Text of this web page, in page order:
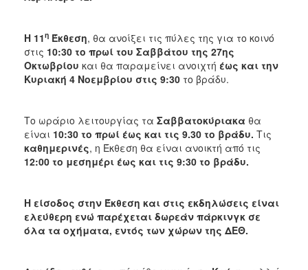
Η 11η Έκθεση, θα ανοίξει τις πύλες της για το κοινό
στις 10:30 το πρωί του Σαββάτου της 27ης
Οκτωβρίου και θα παραμείνει ανοιχτή έως και την
Κυριακή 4 Νοεμβρίου στις 9:30 το βράδυ.
Τo ωράριο λειτουργίας τα Σαββατοκύριακα θα
είναι 10:30 το πρωί έως και τις 9.30 το βράδυ. Τις
καθημερινές, η Έκθεση θα είναι ανοικτή από τις
12:00 το μεσημέρι έως και τις 9:30 το βράδυ.
Η είσοδος στην Έκθεση και στις εκδηλώσεις είναι
ελεύθερη ενώ παρέχεται δωρεάν πάρκινγκ σε
όλα τα οχήματα, εντός των χώρων της ΔΕΘ.